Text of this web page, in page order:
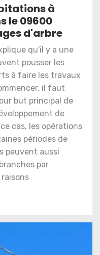
à
le 09600
d'arbre
qu'il y a une
pousser les
à faire les travaux
il faut
but principal de
de
cas, les opérations
périodes de
peuvent aussi
par